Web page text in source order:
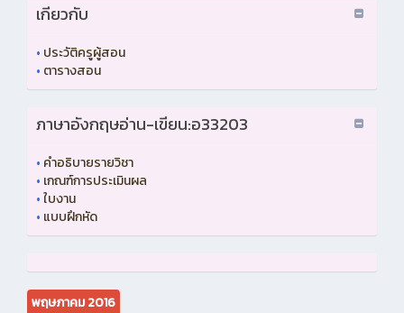
เกียวกับ
• ประวัติครูผู้สอน
• ตารางสอน
ภาษาอังกฤษอ่าน-เขียน:อ33203
• คำอธิบายรายวิชา
• เกณฑ์การประเมินผล
•ใบงาน
• แบบฝึกหัด
พฤษภาคม 2016